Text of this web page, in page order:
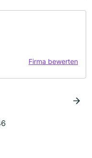
Firma bewerten